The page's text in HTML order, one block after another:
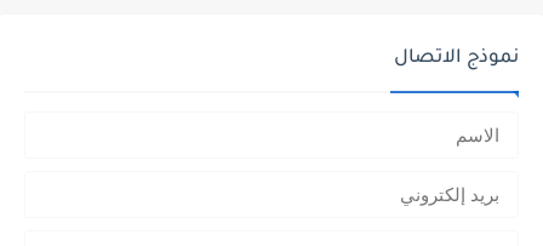
نموذج الاتصال